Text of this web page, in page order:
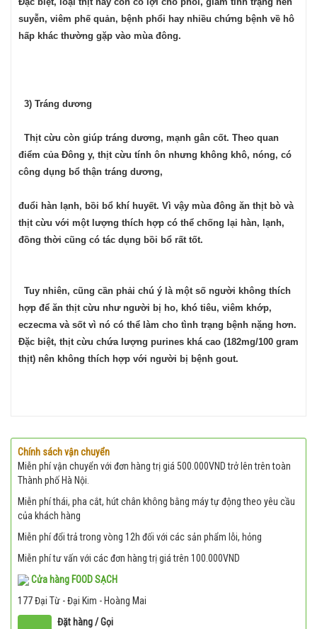
suyễn, viêm phế quản, bệnh phổi hay nhiều chứng bệnh về hô
hấp khác thường gặp vào mùa đông.
3) Tráng dương
Thịt cừu còn giúp tráng dương, mạnh gân cốt. Theo quan
điểm của Đông y, thịt cừu tính ôn nhưng không khô, nóng, có
công dụng bổ thận tráng dương,
đuổi hàn lạnh, bồi bổ khí huyết. Vì vậy mùa đông ăn thịt bò và
thịt cừu với một lượng thích hợp có thể chống lại hàn, lạnh,
đồng thời cũng có tác dụng bồi bổ rất tốt.
Tuy nhiên, cũng cần phải chú ý là một số người không thích
hợp để ăn thịt cừu như người bị ho, khó tiêu, viêm khớp,
eczecma và sốt vì nó có thể làm cho tình trạng bệnh nặng hơn.
Đặc biệt, thịt cừu chứa lượng purines khá cao (182mg/100 gram
thịt) nên không thích hợp với người bị bệnh gout.
Chính sách vận chuyển
Miễn phí vận chuyển với đơn hàng trị giá 500.000VND trở lên trên toàn
Thành phố Hà Nội.
Miễn phí thái, pha cắt, hút chân không bằng máy tự động theo yêu cầu
của khách hàng
Miễn phí đổi trả trong vòng 12h đối với các sản phẩm lỗi, hỏng
Miễn phí tư vấn với các đơn hàng trị giá trên 100.000VND
Cửa hàng FOOD SẠCH
177 Đại Từ - Đại Kim - Hoàng Mai
Đặt hàng / Gọi